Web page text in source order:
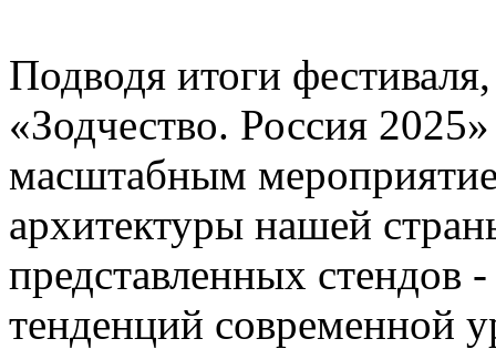
Подводя итоги
«Зодчество. Россия
масштабным
архитектуры нашей
представленных стендов
тенденций современной